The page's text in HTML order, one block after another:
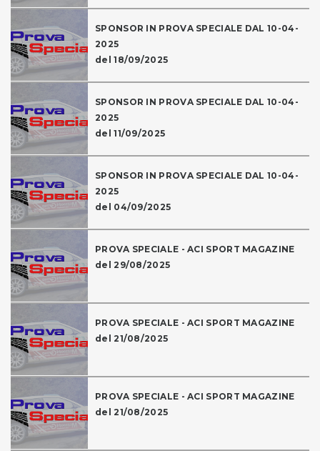
SPONSOR IN PROVA SPECIALE DAL 10-04-
2025
del 18/09/2025
SPONSOR IN PROVA SPECIALE DAL 10-04-
2025
del 11/09/2025
SPONSOR IN PROVA SPECIALE DAL 10-04-
2025
del 04/09/2025
PROVA SPECIALE - ACI SPORT MAGAZINE
del 29/08/2025
PROVA SPECIALE - ACI SPORT MAGAZINE
del 21/08/2025
PROVA SPECIALE - ACI SPORT MAGAZINE
del 21/08/2025